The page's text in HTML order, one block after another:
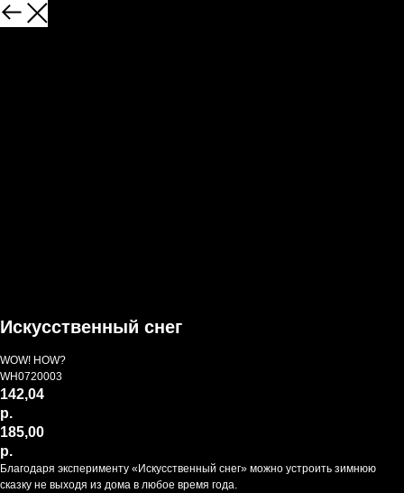
Искусственный снег
WOW! HOW?
WH0720003
142,04
р.
185,00
р.
Благодаря эксперименту «Искусственный снег» можно устроить зимнюю
сказку не выходя из дома в любое время года.